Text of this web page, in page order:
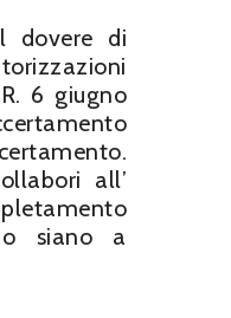
dovere di
6 giugno
all’
siano a